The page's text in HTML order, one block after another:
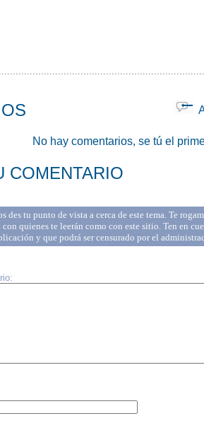
No hay comentarios, se tú el
COMENTARIO
des tu punto de vista a cerca de este tema. Te
quienes te leerán como con este sitio. Ten en
y que podrá ser censurado por el